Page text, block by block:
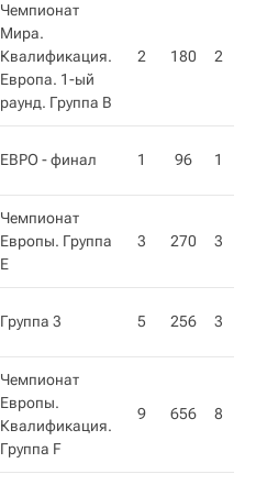
Чемпионат
Мира.
Квалификация.
Европа. 1-ый
раунд. Группа B
2 180 2
ЕВРО - финал 1 96 1
Чемпионат
Европы. Группа
E
3 270 3
Группа 3 5 256 3
Чемпионат
Европы.
Квалификация.
Группа F
9 656 8